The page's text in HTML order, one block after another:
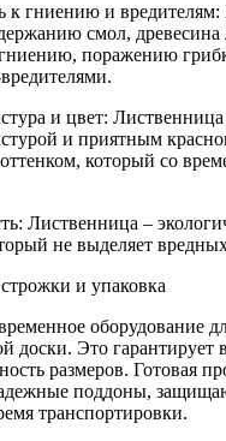
к гниению и вредителям:
смол,
поражению
и цвет: Лиственница
и приятным
который со
Лиственница –
не выделяет
и упаковка
оборудование
доски. Это гарантирует
размеров. Готовая
поддоны,
транспортировки.